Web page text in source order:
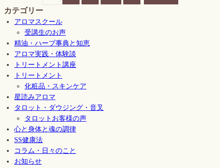
カテゴリー
アロマスクール
受講生のお声
精油・ハーブ事典と知恵
アロマ実践・体験談
トリートメント講座
トリートメント
化粧品・スキンケア
星読みアロマ
タロット・ダウジング・音叉
タロットお客様の声
心と身体と魂の調律
SS健康法
コラム・日々のこと
お知らせ